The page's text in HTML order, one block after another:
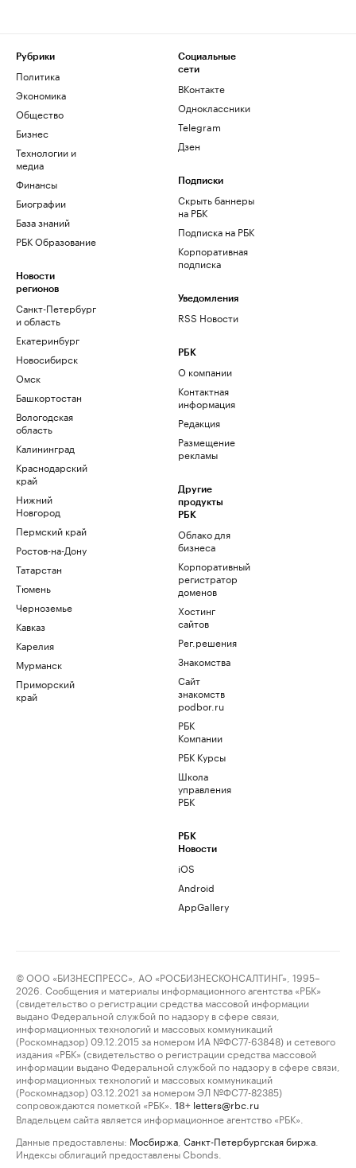
Рубрики
Политика
Экономика
Общество
Бизнес
Технологии и
медиа
Финансы
Биографии
База знаний
РБК Образование
Новости
регионов
Санкт-Петербург
и область
Екатеринбург
Новосибирск
Омск
Башкортостан
Вологодская
область
Калининград
Краснодарский
край
Нижний
Новгород
Пермский край
Ростов-на-Дону
Татарстан
Тюмень
Черноземье
Кавказ
Карелия
Мурманск
Приморский
край
Социальные
сети
ВКонтакте
Одноклассники
Telegram
Дзен
Подписки
Скрыть баннеры
на РБК
Подписка на РБК
Корпоративная
подписка
Уведомления
RSS Новости
РБК
О компании
Контактная
информация
Редакция
Размещение
рекламы
Другие
продукты
РБК
Облако для
бизнеса
Корпоративный
регистратор
доменов
Хостинг
сайтов
Рег.решения
Знакомства
Сайт
знакомств
podbor.ru
РБК
Компании
РБК Курсы
Школа
управления
РБК
РБК
Новости
iOS
Android
AppGallery
© ООО «БИЗНЕСПРЕСС», АО «РОСБИЗНЕСКОНСАЛТИНГ», 1995–
2026. Сообщения и материалы информационного агентства «РБК»
(свидетельство о регистрации средства массовой информации
выдано Федеральной службой по надзору в сфере связи,
информационных технологий и массовых коммуникаций
(Роскомнадзор) 09.12.2015 за номером ИА №ФС77-63848) и сетевого
издания «РБК» (свидетельство о регистрации средства массовой
информации выдано Федеральной службой по надзору в сфере связи,
информационных технологий и массовых коммуникаций
(Роскомнадзор) 03.12.2021 за номером ЭЛ №ФС77-82385)
сопровождаются пометкой «РБК».
18+ letters@rbc.ru
Владельцем сайта является информационное агентство «РБК».
Данные предоставлены: Мосбиржа Санкт-Петербургская биржа
Индексы облигаций предоставлены Cbonds.